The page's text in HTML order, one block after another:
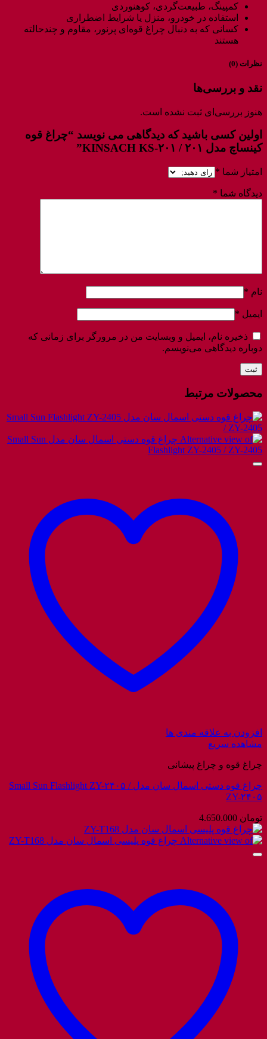
کمپینگ، طبیعت‌گردی، کوهنوردی
استفاده در خودرو، منزل یا شرایط اضطراری
کسانی که به دنبال چراغ قوه‌ای پرنور، مقاوم و چندحالته
هستند
نظرات (0)
نقد و بررسی‌ها
هنوز بررسی‌ای ثبت نشده است.
اولین کسی باشید که دیدگاهی می نویسد “چراغ قوه
کینساچ مدل ۲۰۱ / KINSACH KS-۲۰۱”
امتیاز شما *
دیدگاه شما *
نام *
ایمیل *
ذخیره نام، ایمیل و وبسایت من در مرورگر برای زمانی که
دوباره دیدگاهی می‌نویسم.
محصولات مرتبط
افزودن به علاقه مندی ها
مشاهده سریع
چراغ قوه و چراغ پیشانی
چراغ قوه دستی اسمال سان مدل Small Sun Flashlight ZY-۲۴۰۵ /
ZY-۲۴۰۵
تومان